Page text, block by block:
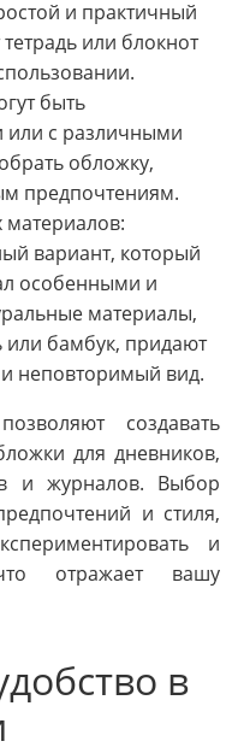
и практичный
или блокнот
быть
с различными
обложку,
предпочтениям.
вариант, который
особенными и
материалы,
или бамбук, придают
и неповторимый вид.
создавать
для дневников,
и журналов. Выбор
и стиля,
и
отражает вашу
в